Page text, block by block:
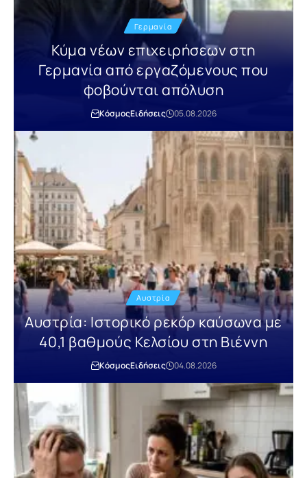
Γερμανία
Κύμα νέων επιχειρήσεων στη
Γερμανία από εργαζόμενους που
φοβούνται απόλυση
ΚόσμοςΕιδήσεις 05.08.2026
Αυστρία
Αυστρία: Ιστορικό ρεκόρ καύσωνα με
40,1 βαθμούς Κελσίου στη Βιέννη
ΚόσμοςΕιδήσεις 04.08.2026